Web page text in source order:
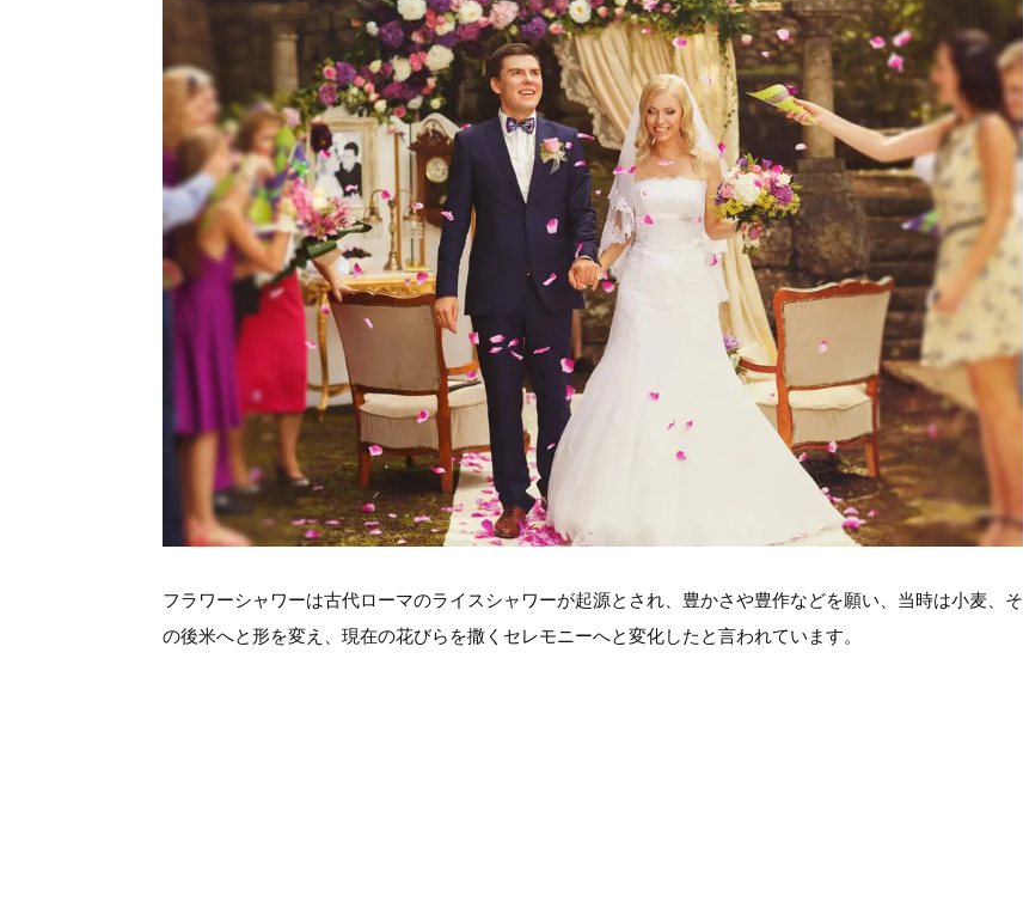
フラワーシャワーは古代ローマのライスシャワーが起源とされ、豊かさや豊作などを願い、当時は小麦、そ
の後米へと形を変え、現在の花びらを撒くセレモニーへと変化したと言われています。